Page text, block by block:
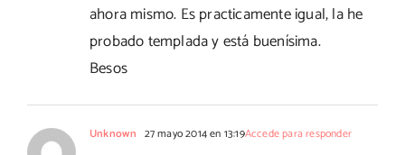
ahora mismo. Es practicamente igual, la he
probado templada y está buenísima.
Besos
Unknown 27 mayo 2014 en 13:19Accede para responder